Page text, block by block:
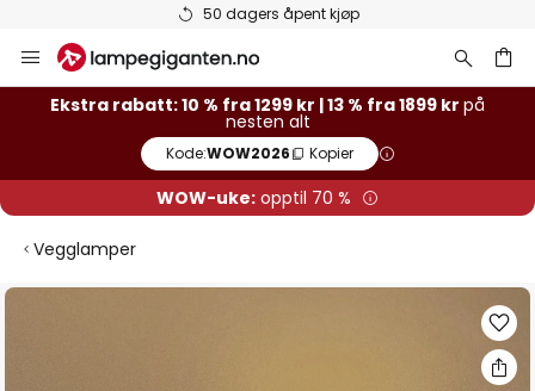
50 dagers åpent kjøp
Hopp
til
innhold
Ekstra rabatt: 10 % fra 1299 kr | 13 % fra 1899 kr på
nesten alt
Kode:WOW2026 Kopier
WOW-uke: opptil 70 %
Vegglamper
Gå